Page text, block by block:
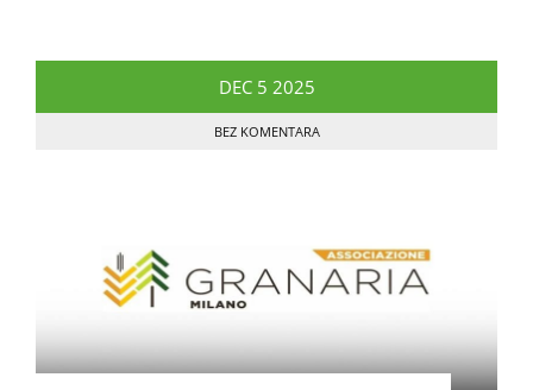
DEC 5 2025
BEZ KOMENTARA